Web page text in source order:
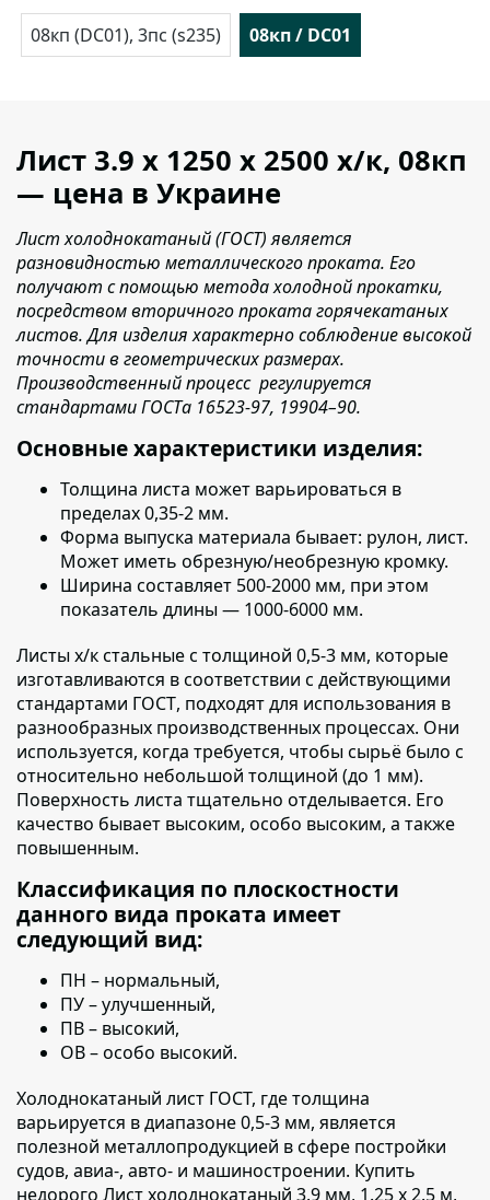
08кп (DC01), 3пс (s235)
08кп / DC01
Лист 3.9 х 1250 х 2500 х/к, 08кп
— цена в Украине
Лист холоднокатаный (ГОСТ) является
разновидностью металлического проката. Его
получают с помощью метода холодной прокатки,
посредством вторичного проката горячекатаных
листов. Для изделия характерно соблюдение высокой
точности в геометрических размерах.
Производственный процесс регулируется
стандартами ГОСТа 16523-97, 19904–90.
Основные характеристики изделия:
Толщина листа может варьироваться в
пределах 0,35-2 мм.
Форма выпуска материала бывает: рулон, лист.
Может иметь обрезную/необрезную кромку.
Ширина составляет 500-2000 мм, при этом
показатель длины — 1000-6000 мм.
Листы х/к стальные с толщиной 0,5-3 мм, которые
изготавливаются в соответствии с действующими
стандартами ГОСТ, подходят для использования в
разнообразных производственных процессах. Они
используется, когда требуется, чтобы сырьё было с
относительно небольшой толщиной (до 1 мм).
Поверхность листа тщательно отделывается. Его
качество бывает высоким, особо высоким, а также
повышенным.
Классификация по плоскостности
данного вида проката имеет
следующий вид:
ПН – нормальный,
ПУ – улучшенный,
ПВ – высокий,
ОВ – особо высокий.
Холоднокатаный лист ГОСТ, где толщина
варьируется в диапазоне 0,5-3 мм, является
полезной металлопродукцией в сфере постройки
судов, авиа-, авто- и машиностроении. Купить
недорого Лист холоднокатаный 3.9 мм, 1.25 х 2.5 м,